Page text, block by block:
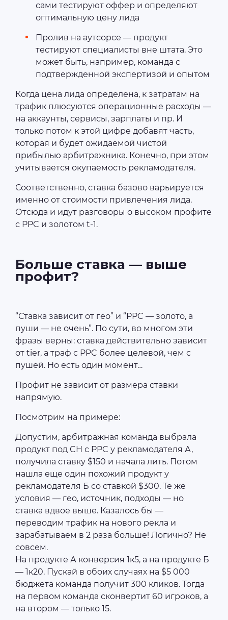
сами тестируют оффер и определяют
оптимальную цену лида
Пролив на аутсорсе — продукт
тестируют специалисты вне штата. Это
может быть, например, команда с
подтвержденной экспертизой и опытом
Когда цена лида определена, к затратам на
трафик плюсуются операционные расходы —
на аккаунты, сервисы, зарплаты и пр. И
только потом к этой цифре добавят часть,
которая и будет ожидаемой чистой
прибылью арбитражника. Конечно, при этом
учитывается окупаемость рекламодателя.
Соответственно, ставка базово варьируется
именно от стоимости привлечения лида.
Отсюда и идут разговоры о высоком профите
с PPC и золотом t-1.
Больше ставка — выше
профит?
“Ставка зависит от гео” и “PPC — золото, а
пуши — не очень”. По сути, во многом эти
фразы верны: ставка действительно зависит
от tier, а траф с PPC более целевой, чем с
пушей. Но есть один момент…
Профит не зависит от размера ставки
напрямую.
Посмотрим на примере:
Допустим, арбитражная команда выбрала
продукт под CH с PPC у рекламодателя А,
получила ставку $150 и начала лить. Потом
нашла еще один похожий продукт у
рекламодателя Б со ставкой $300. Те же
условия — гео, источник, подходы — но
ставка вдвое выше. Казалось бы —
переводим трафик на нового рекла и
зарабатываем в 2 раза больше! Логично? Не
совсем.
На продукте А конверсия 1к5, а на продукте Б
— 1к20. Пускай в обоих случаях на $5 000
бюджета команда получит 300 кликов. Тогда
на первом команда сконвертит 60 игроков, а
на втором — только 15.